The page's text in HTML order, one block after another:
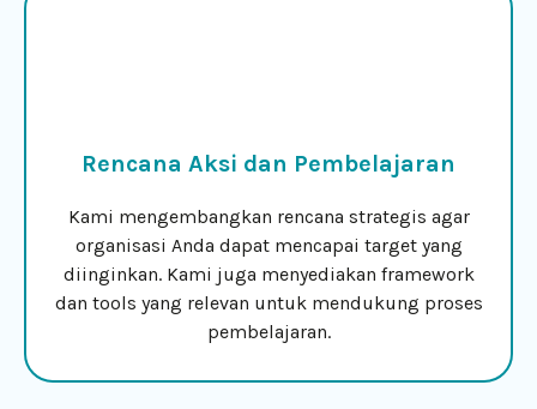
Rencana Aksi dan Pembelajaran
Kami mengembangkan rencana strategis agar
organisasi Anda dapat mencapai target yang
diinginkan. Kami juga menyediakan framework
dan tools yang relevan untuk mendukung proses
pembelajaran.